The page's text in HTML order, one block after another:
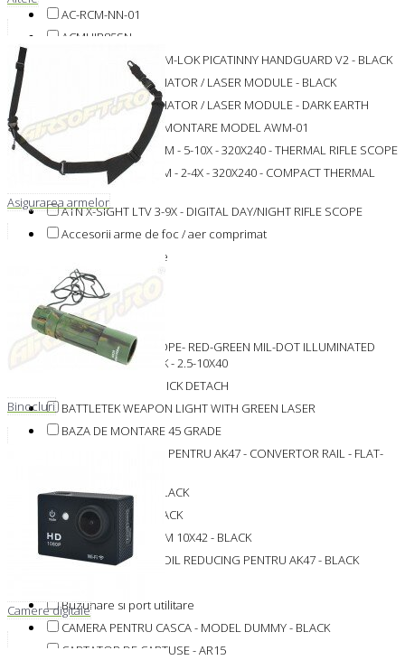
AC-RCM-NN-01
ACMUIR85SN
AK/AK74 POLYMER M-LOK PICATINNY HANDGUARD V2 - BLACK
AN/PEQ-15 ILLUMINATOR / LASER MODULE - BLACK
AN/PEQ-15 ILLUMINATOR / LASER MODULE - DARK EARTH
ARMYTEK BAZA DE MONTARE MODEL AWM-01
ATN MARS LT - 50MM - 5-10X - 320X240 - THERMAL RIFLE SCOPE
ATN ODIN LT - 19MM - 2-4X - 320X240 - COMPACT THERMAL
MONOCULA
ATN X-SIGHT LTV 3-9X - DIGITAL DAY/NIGHT RIFLE SCOPE
Accesorii arme de foc / aer comprimat
Accesorii vanatoare
Alte Produse
Altele
Asigurarea armelor
BARRAGE RIFLESCOPE- RED-GREEN MIL-DOT ILLUMINATED
RETICLE - MATTE BLACK - 2.5-10X40
BATTERY PACK - QUICK DETACH
BATTLETEK WEAPON LIGHT WITH GREEN LASER
BAZA DE MONTARE 45 GRADE
BAZA DE MONTARE PENTRU AK47 - CONVERTOR RAIL - FLAT-
BINOCLU 10X42 - BLACK
BINOCLU 8X21 - BLACK
BINOCLU MODEL LM 10X42 - BLACK
BUFFER TUBE / RECOIL REDUCING PENTRU AK47 - BLACK
Buzunare si port utilitare
CAMERA PENTRU CASCA - MODEL DUMMY - BLACK
CAPTATOR DE CARTUSE - AR15
Asigurarea armelor
Binocluri
Camere digitale